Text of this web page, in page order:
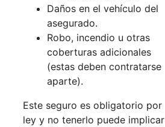
Daños en el vehículo del
asegurado.
Robo, incendio u otras
coberturas adicionales
(estas deben contratarse
aparte).
Este seguro es obligatorio por
ley y no tenerlo puede implicar